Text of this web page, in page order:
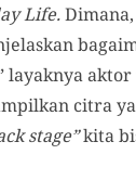
Life.
layaknya
citra
stage”kita